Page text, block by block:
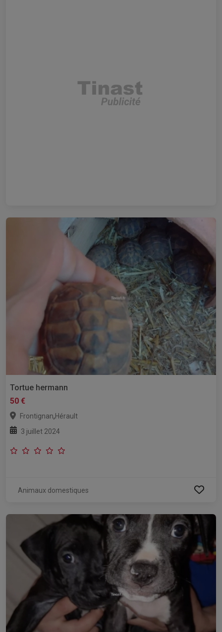
Tortue hermann
50 €
Frontignan,Hérault
3 juillet 2024
Animaux domestiques